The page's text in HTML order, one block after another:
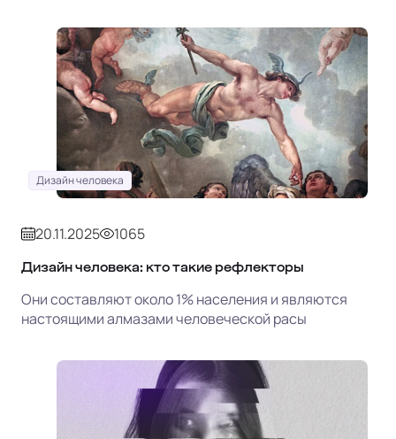
Дизайн человека
20.11.2025 1065
Дизайн человека: кто такие рефлекторы
Они составляют около 1% населения и являются
настоящими алмазами человеческой расы